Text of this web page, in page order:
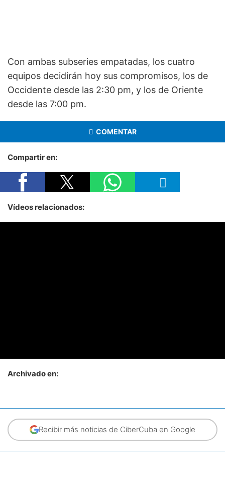
Con ambas subseries empatadas, los cuatro
equipos decidirán hoy sus compromisos, los de
Occidente desde las 2:30 pm, y los de Oriente
desde las 7:00 pm.
COMENTAR
Compartir en:
Vídeos relacionados:
Archivado en:
Recibir más noticias de CiberCuba en Google